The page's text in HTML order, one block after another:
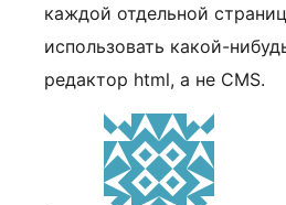
каждой отдельной
использовать какой-
редактор html, а не CMS.